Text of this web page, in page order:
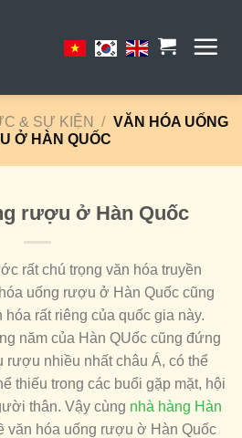
& SỰ KIỆN / VĂN HÓA UỐNG
Ở HÀN QUỐC
rượu ở Hàn Quốc
rất chú trọng văn hóa truyền
uống rượu ở Hàn Quốc cũng
hóa rất riêng của quốc gia này.
năm của Hàn QUốc cũng đứng
rượu nhiều nhất châu Á, có thể
thiếu trong các buổi gặp mặt, hội
thân. Vậy cùng nhà hàng Hàn
văn hóa uống rượu ờ Hàn Quốc